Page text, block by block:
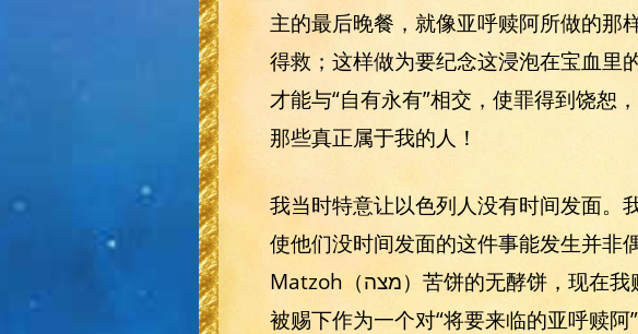
主的最后晚餐，就像亚呼赎阿所做的那
得救；这样做为要纪念这浸泡在宝血里
才能与“自有永有”相交，使罪得到饶恕
那些真正属于我的人！
我当时特意让以色列人没有时间发面。
使他们没时间发面的这件事能发生并非
Matzoh（מצה）苦饼的无酵饼，现在我赐下这个知识，他们甚至在那个时候就被赐与了这饼，因为它
被赐下作为一个对“将要来临的亚呼赎